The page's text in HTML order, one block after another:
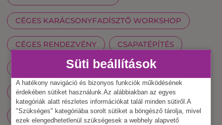
CÉGES KARÁCSONYFADÍSZTŐ WORKSHOP
CÉGES RENDEZVÉNY CSAPATÉPÍTÉS
CSAPATÉPÍTŐ PROGRAM
ÉV VÉGI CSAPATÉPÍTÉS
IRODAI CSAPATÉPÍTÉS
Süti beállítások
A hatékony navigáció és bizonyos funkciók működésének
érdekében sütiket használunk.Az alábbiakban az egyes
kategóriák alatt részletes információkat talál minden sütiről.A
"Szükséges" kategóriába sorolt sütiket a böngésző tárolja, mivel
ezek elengedhetetlenül szükségesek a webhely alapvető